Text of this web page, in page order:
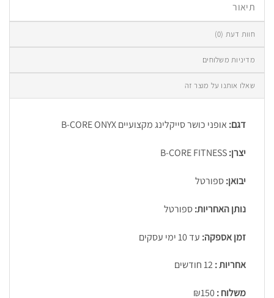
תיאור
חוות דעת (0)
מדיניות משלוחים
שאלו אותנו על מוצר זה
דגם: אופני כושר סייקלינג מקצועיים B-CORE ONYX
יצרן:
יבואן:ספורטל
נותן האחריות:ספורטל
זמן אספקה: עד 10 ימי עסקים
אחריות :12 חודשים
משלוח :₪150